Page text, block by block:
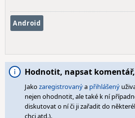
Android
Hodnotit, napsat
Jakozaregistrovanýa přihlášený
nejen ohodnotit, ale také k ní
diskutovat o ní či ji zařadit do
chci atd.).